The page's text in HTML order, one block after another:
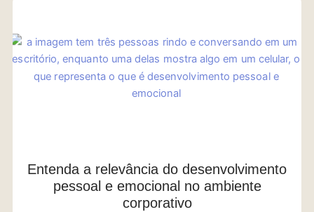
Entenda a relevância do desenvolvimento
pessoal e emocional no ambiente
corporativo